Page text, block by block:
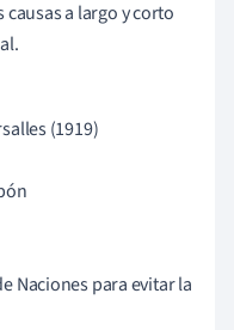
a largo y corto
(1919)
Naciones para evitar la